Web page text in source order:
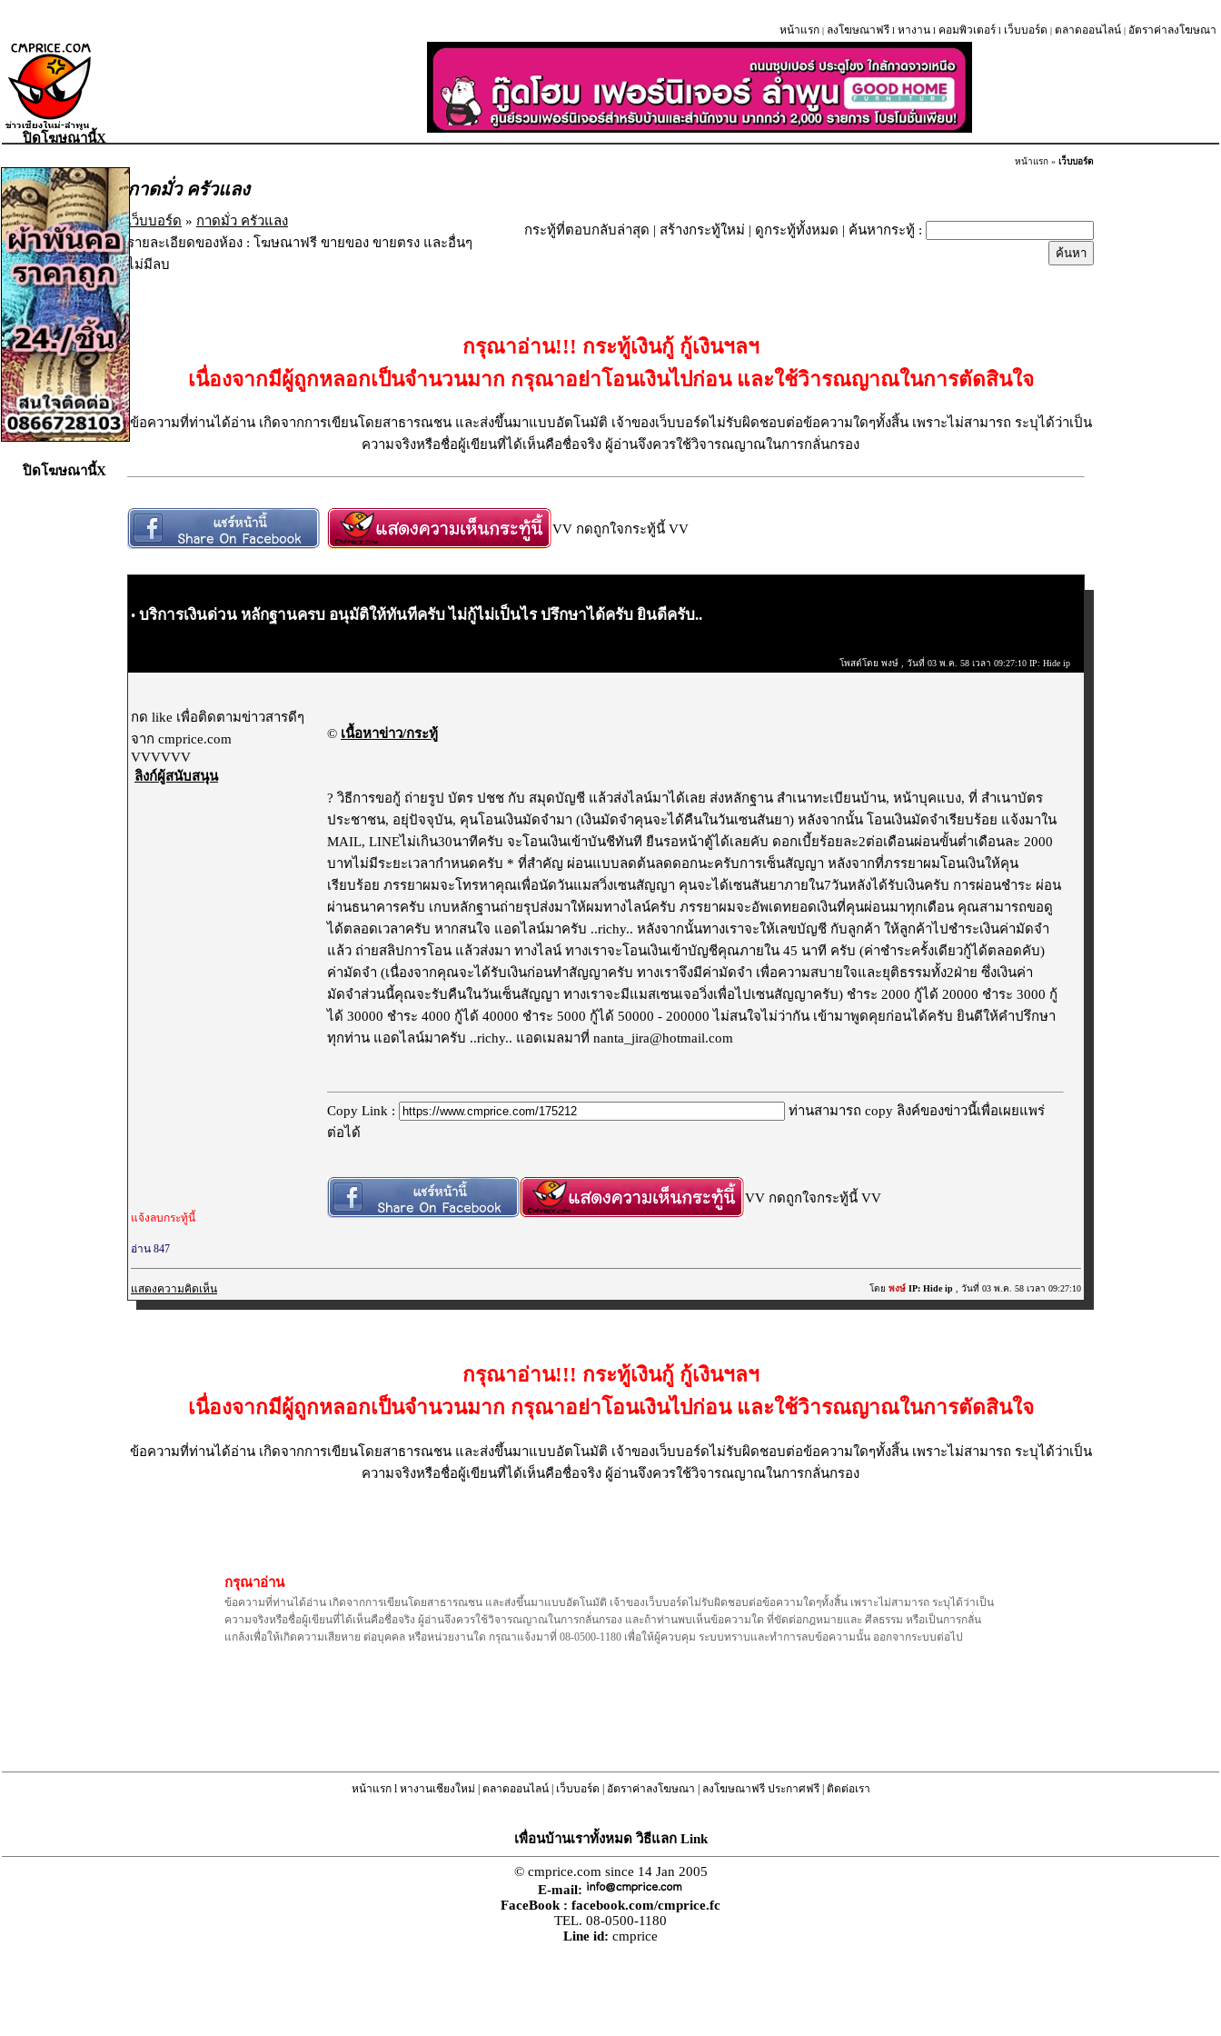
หน้าแรก | ลงโฆษณาฟรี l หางาน l คอมพิวเตอร์ l เว็บบอร์ด | ตลาดออนไลน์ | อัตราค่าลงโฆษณา
หน้าแรก » เว็บบอร์ด
กาดมั่ว ครัวแลง
เว็บบอร์ด » กาดมั่ว ครัวแลง
รายละเอียดของห้อง : โฆษณาฟรี ขายของ ขายตรง และอื่นๆ
ไม่มีลบ
กระทู้ที่ตอบกลับล่าสุด | สร้างกระทู้ใหม่ | ดูกระทู้ทั้งหมด | ค้นหากระทู้ :
กรุณาอ่าน!!! กระทู้เงินกู้ กู้เงินฯลฯ
เนื่องจากมีผู้ถูกหลอกเป็นจำนวนมาก กรุณาอย่าโอนเงินไปก่อน และใช้วิารณญาณในการตัดสินใจ
ข้อความที่ท่านได้อ่าน เกิดจากการเขียนโดยสาธารณชน และส่งขึ้นมาแบบอัตโนมัติ เจ้าของเว็บบอร์ดไม่รับผิดชอบต่อข้อความใดๆทั้งสิ้น เพราะไม่สามารถ ระบุได้ว่าเป็น
ความจริงหรือชื่อผู้เขียนที่ได้เห็นคือชื่อจริง ผู้อ่านจึงควรใช้วิจารณญาณในการกลั่นกรอง
VV กดถูกใจกระทู้นี้ VV
• บริการเงินด่วน​ หลักฐานครบ​ อนุมัติ​ให้​ทันที​ครับ​ ไม่กู้ไม่เป็นไร​ ปรึกษาได้ครับ​ ยินดีครับ..
โพสต์โดย พงษ์ , วันที่ 03 พ.ค. 58 เวลา 09:27:10 IP: Hide ip
กด like เพื่อติดตามข่าวสารดีๆ
จาก cmprice.com
VVVVVV
ลิงก์ผู้สนับสนุน
© เนื้อหาข่าว/กระทู้
? วิธีการขอกู้ ถ่ายรูป บัตร ปชช กับ สมุดบัญชี แล้วส่งไลน์มาได้เลย ส่งหลักฐาน สำเนาทะเบียนบ้าน, หน้าบุคแบง, ที่ สำเนาบัตร
ประชาชน, อยุ่ปัจจุบัน, คุนโอนเงินมัดจำมา (เงินมัดจำคุนจะได้คืนในวันเซนสันยา) หลังจากนั้น โอนเงินมัดจำเรียบร้อย แจ้งมาใน​
MAIL, LINEไม่เกิน30นาทีครับ จะโอนเงินเข้าบันชีทันที ยืนรอหน้าตู้ได้เลยคับ ดอกเบี้ย​ร้อยละ​2​ต่อ​เดือน​ ผ่อน​ขั้นต่ำ​เดือนละ​ 2000
บาท​ ไม่มีระยะเวลา​กำหนดครับ * ที่สำคัญ​ ผ่อนแบบลด​ต้น​ลด​ดอก​นะ​ครับ​ การเซ็นสัญญา​ หลังจากที่ภรรยาผมโอนเงินให้คุน
เรียบร้อย​ ภรรยาผมจะโทรหาคุณเพื่อนัดวันแมสวิ่งเซนสัญญา​ คุน​จะได้เซน​สัน​ยา​ภายใน7วันหลังได้รับเงินครับ การผ่อนชำระ ผ่อน
ผ่านธนาคารครับ เกบหลักฐาน​ถ่าย​รุ​ป​ส่ง​มา​ให้​ผมทางไลน์ครับ​ ภรรยาผมจะอัพเดทยอดเงินที่คุนผ่อนมาทุกเดือน​ คุณสามารถ​ขอดู
ได้ตลอดเวลาครับ หากสนใจ​ แอดไลน์มาครับ​ ​..richy.. หลังจากนั้นทางเราจะให้เลขบัญชี กับลูกค้า ให้ลูกค้าไปชำระเงินค่ามัดจำ
แล้ว ถ่ายสลิปการโอน แล้วส่งมา ทางไลน์ ทางเราจะโอนเงินเข้า​บั​ญชีคุณภายใน​ 45 นาที​ ครับ (ค่าชำระครั้งเดียวกู้ได้ตลอดคับ)
ค่ามัดจำ​ (เนื่องจากคุณจะได้รับเงินก่อน​ทำสัญญา​ครับ​ ทางเราจึงมีค่ามัดจำ​ เพื่อความสบายใจ​และยุติธรรมทั้ง2ฝ่าย ซึ่งเงินค่า
มัดจำส่วนนี้คุณจะรับคืนในวันเซ็นสัญญา​ ทางเราจะมีแมส​เซน​เจอ​วิ่งเพื่อไปเซนสัญญา​ครับ​) ชำระ 2000 กู้ได้ 20000 ชำระ 3000 กู้
ได้ 30000 ชำระ​ 4000 กู้ได้​ 40000 ชำระ 5000 กู้ได้​ 50000 -​ 200000 ไม่สนใจไม่ว่ากัน เข้ามาพูดคุยก่อนได้ครับ ยินดีให้คำปรึกษา​
ทุกท่าน แอดไลน์มาครับ​ ..richy.. แอดเมลมาที่ nanta_jira@hotmail.com
Copy Link :
ท่านสามารถ copy ลิงค์ของข่าวนี้เพื่อเผยแพร่
ต่อได้
VV กดถูกใจกระทู้นี้ VV
แจ้งลบกระทู้นี้
อ่าน 847
แสดงความคิดเห็น โดย พงษ์ IP: Hide ip , วันที่ 03 พ.ค. 58 เวลา 09:27:10
กรุณาอ่าน!!! กระทู้เงินกู้ กู้เงินฯลฯ
เนื่องจากมีผู้ถูกหลอกเป็นจำนวนมาก กรุณาอย่าโอนเงินไปก่อน และใช้วิารณญาณในการตัดสินใจ
ข้อความที่ท่านได้อ่าน เกิดจากการเขียนโดยสาธารณชน และส่งขึ้นมาแบบอัตโนมัติ เจ้าของเว็บบอร์ดไม่รับผิดชอบต่อข้อความใดๆทั้งสิ้น เพราะไม่สามารถ ระบุได้ว่าเป็น
ความจริงหรือชื่อผู้เขียนที่ได้เห็นคือชื่อจริง ผู้อ่านจึงควรใช้วิจารณญาณในการกลั่นกรอง
กรุณาอ่าน
ข้อความที่ท่านได้อ่าน เกิดจากการเขียนโดยสาธารณชน และส่งขึ้นมาแบบอัตโนมัติ เจ้าของเว็บบอร์ดไม่รับผิดชอบต่อข้อความใดๆทั้งสิ้น เพราะไม่สามารถ ระบุได้ว่าเป็น
ความจริงหรือชื่อผู้เขียนที่ได้เห็นคือชื่อจริง ผู้อ่านจึงควรใช้วิจารณญาณในการกลั่นกรอง และถ้าท่านพบเห็นข้อความใด ที่ขัดต่อกฎหมายและ ศีลธรรม หรือเป็นการกลั่น
แกล้งเพื่อให้เกิดความเสียหาย ต่อบุคคล หรือหน่วยงานใด กรุณาแจ้งมาที่ 08-0500-1180 เพื่อให้ผู้ควบคุม ระบบทราบและทำการลบข้อความนั้น ออกจากระบบต่อไป
ปิดโฆษณานี้X
ปิดโฆษณานี้X
หน้าแรกl หางานเชียงใหม่ | ตลาดออนไลน์| เว็บบอร์ด | อัตราค่าลงโฆษณา | ลงโฆษณาฟรี ประกาศฟรี| ติดต่อเรา
เพื่อนบ้านเราทั้งหมด วิธีแลก Link
© cmprice.com since 14 Jan 2005
E-mail:
FaceBook : facebook.com/cmprice.fc
TEL. 08-0500-1180
Line id: cmprice